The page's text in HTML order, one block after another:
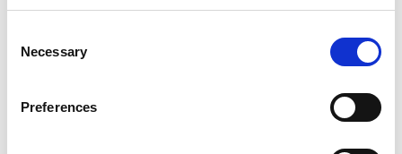
Selection
Necessary
Preferences